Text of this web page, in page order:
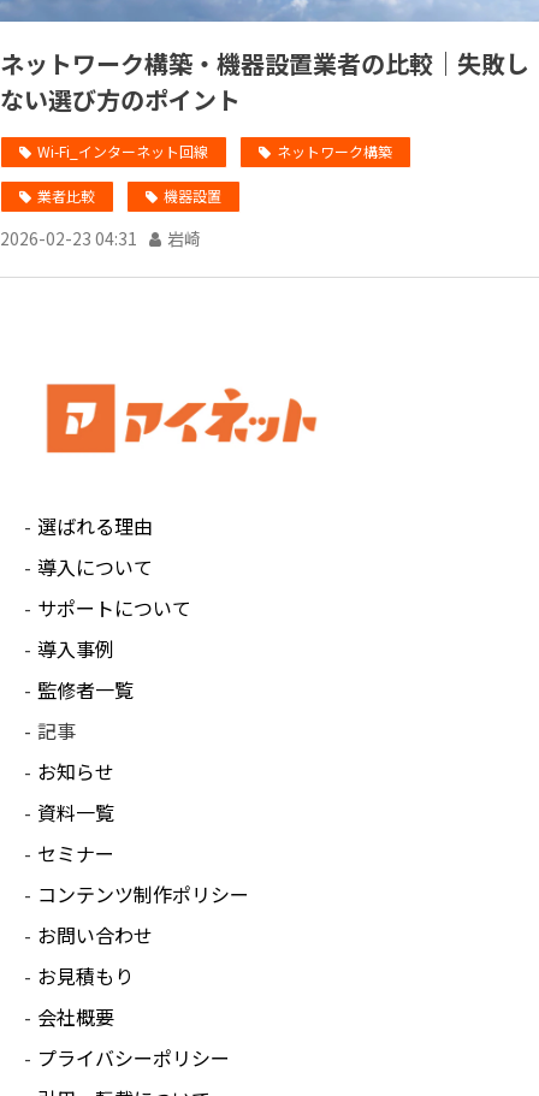
ネットワーク構築・機器設置業者の比較｜失敗し
ない選び方のポイント
Wi-Fi_インターネット回線 ネットワーク構築
業者比較 機器設置
2026-02-23 04:31 岩崎
選ばれる理由
導入について
サポートについて
導入事例
監修者一覧
記事
お知らせ
資料一覧
セミナー
コンテンツ制作ポリシー
お問い合わせ
お見積もり
会社概要
プライバシーポリシー